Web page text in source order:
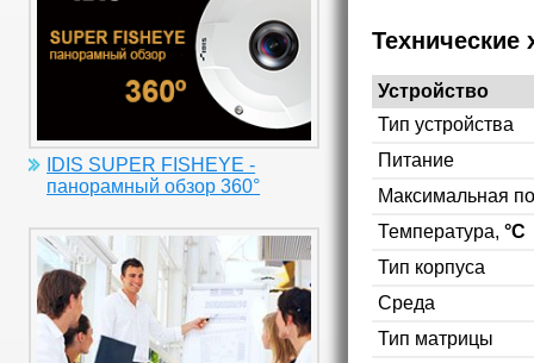
IDIS SUPER FISHEYE -
панорамный обзор 360°
Технические
Устройство
Тип устройства
Питание
Максимальная
Температура, °C
Тип корпуса
Среда
Тип матрицы